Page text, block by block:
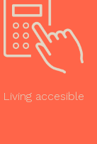
Living accesible